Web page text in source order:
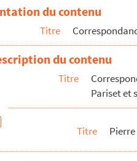
Henri BAUDOIN
Gabriel BEAUDEQUIN
BEAULIEU
BEDAT
Pierre de BETHMANN
BENISOVITCH
du contenu
Titre
du contenu
Titre
Pariset et
Titre Pierre